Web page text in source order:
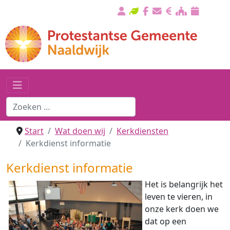
Start Wat doen wij
Kerkdiensten
Kerkdienst informatie
Kerkdienst informatie
Het is belangrijk het
leven te vieren, in
onze kerk doen we
dat op een